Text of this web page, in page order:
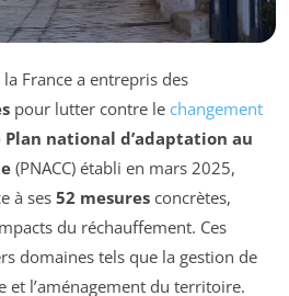
France a entrepris des
pour lutter contre le changement
national d’adaptation au
(PNACC) établi en mars 2025,
à ses 52 mesures concrètes,
du réchauffement. Ces
domaines tels que la gestion de
et l’aménagement du territoire.